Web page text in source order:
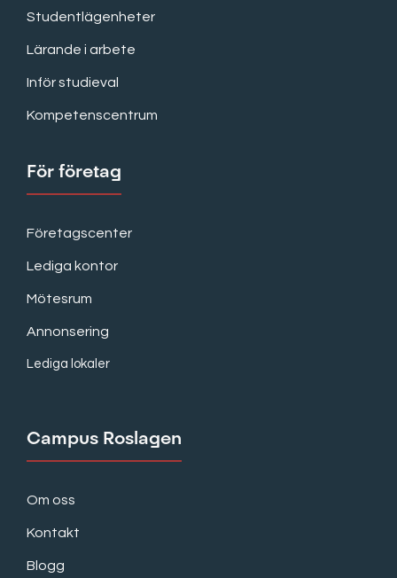
Studentlägenheter
Lärande i arbete
Inför studieval
Kompetenscentrum
För företag
Företagscenter
Lediga kontor
Mötesrum
Annonsering
Lediga lokaler
Campus Roslagen
Om oss
Kontakt
Blogg